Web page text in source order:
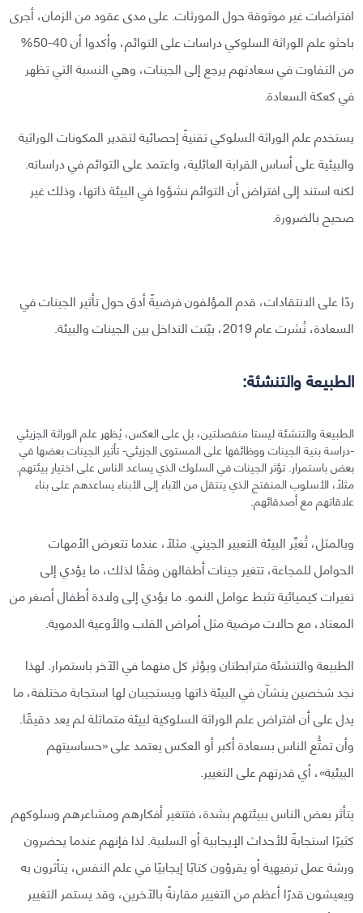
افتراضات غير موثوقة حول المورثات. على مدى عقود من الزمان، أجرى
باحثو علم الوراثة السلوكي دراسات على التوائم، وأكدوا أن 40-50%
من التفاوت في سعادتهم يرجع إلى الجينات، وهي النسبة التي تظهر
في كعكة السعادة.
يستخدم علم الوراثة السلوكي تقنيةً إحصائية لتقدير المكونات الوراثية
والبيئية على أساس القرابة العائلية، واعتمد على التوائم في دراساته.
لكنه استند إلى افتراض أن التوائم نشؤوا في البيئة ذاتها، وذلك غير
صحيح بالضرورة.
ردًا على الانتقادات، قدم المؤلفون فرضيةً أدق حول تأثير الجينات في
السعادة، نُشرت عام 2019، بيّنت التداخل بين الجينات والبيئة.
الطبيعة والتنشئة:
الطبيعة والتنشئة ليستا منفصلتين، بل على العكس، يُظهر علم الوراثة الجزيئي
-دراسة بنية الجينات ووظائفها على المستوى الجزيئي- تأثير الجينات بعضها في
بعض باستمرار. تؤثر الجينات في السلوك الذي يساعد الناس على اختيار بيئتهم.
مثلًا، الأسلوب المنفتح الذي ينتقل من الآباء إلى الأبناء يساعدهم على بناء
علاقاتهم مع أصدقائهم.
وبالمثل، تُغيِّر البيئة التعبير الجيني. مثلًا، عندما تتعرض الأمهات
الحوامل للمجاعة، تتغير جينات أطفالهن وفقًا لذلك، ما يؤدي إلى
تغيرات كيميائية تثبط عوامل النمو. ما يؤدي إلى ولادة أطفال أصغر من
المعتاد، مع حالات مرضية مثل أمراض القلب والأوعية الدموية.
الطبيعة والتنشئة مترابطتان ويؤثر كل منهما في الآخر باستمرار. لهذا
نجد شخصين ينشآن في البيئة ذاتها ويستجيبان لها استجابة مختلفة، ما
يدل على أن افتراض علم الوراثة السلوكية لبيئة متماثلة لم يعد دقيقًا.
وأن تمتُّع الناس بسعادة أكبر أو العكس يعتمد على «حساسيتهم
البيئية»، أي قدرتهم على التغيير.
يتأثر بعض الناس ببيئتهم بشدة، فتتغير أفكارهم ومشاعرهم وسلوكهم
كثيرًا استجابةً للأحداث الإيجابية أو السلبية. لذا فإنهم عندما يحضرون
ورشة عمل ترفيهية أو يقرؤون كتابًا إيجابيًا في علم النفس، يتأثرون به
ويعيشون قدرًا أعظم من التغيير مقارنةً بالآخرين، وقد يستمر التغيير